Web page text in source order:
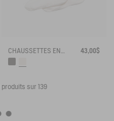
CHAUSSETTES EN POLAIRE POUR BOTTES MI-HAUTEUR 43,00$
produits sur 139